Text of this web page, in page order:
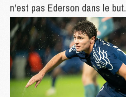
n'est pas Ederson dans le but.